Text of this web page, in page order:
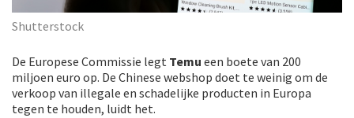
Shutterstock
De Europese Commissie legt Temu een boete van 200
miljoen euro op. De Chinese webshop doet te weinig om de
verkoop van illegale en schadelijke producten in Europa
tegen te houden, luidt het.